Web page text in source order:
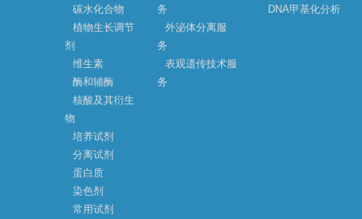
碳水化合物
植物生长调节
剂
维生素
酶和辅酶
核酸及其衍生
物
培养试剂
分离试剂
蛋白质
染色剂
常用试剂
务
外泌体分离服
务
表观遗传技术服
务
DNA甲基化分析